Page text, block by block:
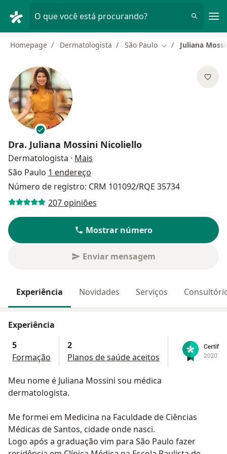
O que você está procurando?
Homepage Dermatologista São Paulo Mudar de cidade
Juliana
Dra. Juliana Mossini Nicoliello
Dermatologista · Mais
São Paulo 1 endereço
Número de registro: CRM 101092/RQE 35734
207 opiniões
Mostrar número
Enviar mensagem
Experiência Novidades Serviços
Experiência
5
Formação
2
Planos de saúde aceitos
Meu nome é Juliana Mossini sou médica
dermatologista.
Me formei em Medicina na Faculdade de Ciências
Médicas de Santos, cidade onde nasci.
Logo após a graduação vim para São Paulo fazer